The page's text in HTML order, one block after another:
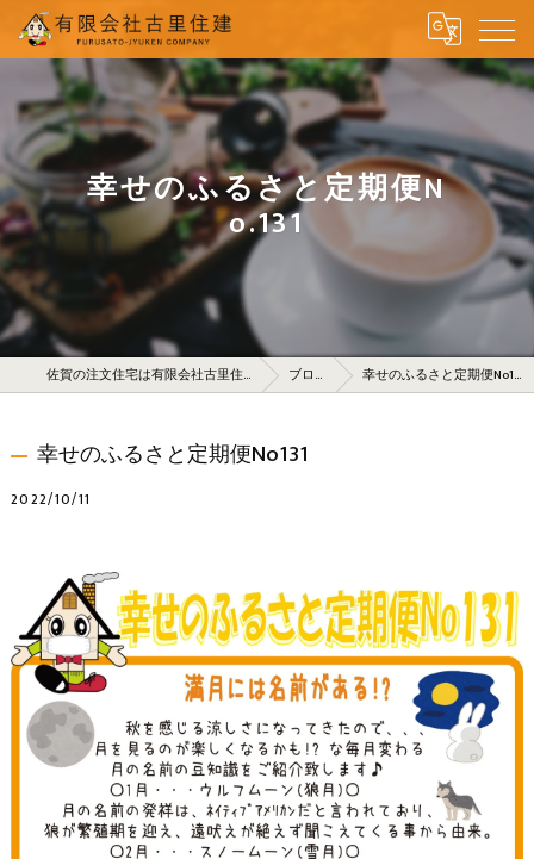
幸せのふるさと定期便N
o.131
佐賀の注文住宅は有限会社古里住建 ブログ 幸せのふるさと定期便No131
幸せのふるさと定期便No131
2022/10/11